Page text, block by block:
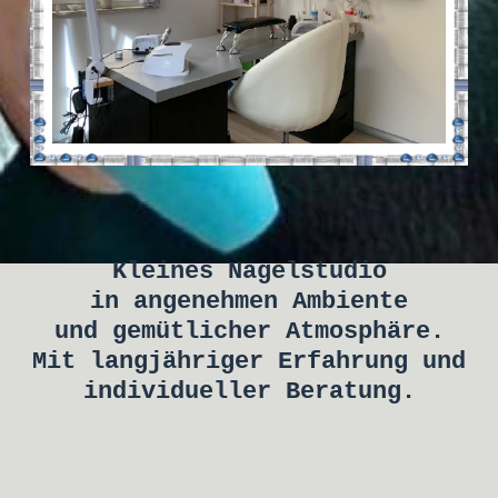
KleinesNagelstudio
in angenehmen Ambiente
und gemütlicher Atmosphäre.
Mit langjähriger Erfahrung und
individueller Beratung.